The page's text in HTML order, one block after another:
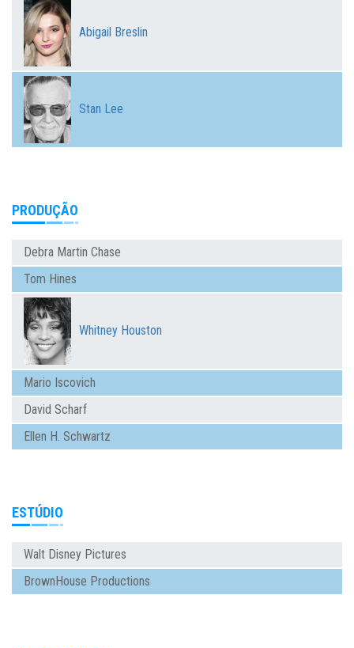
Abigail Breslin
Stan Lee
PRODUÇÃO
Debra Martin Chase
Tom Hines
Whitney Houston
Mario Iscovich
David Scharf
Ellen H. Schwartz
ESTÚDIO
Walt Disney Pictures
BrownHouse Productions